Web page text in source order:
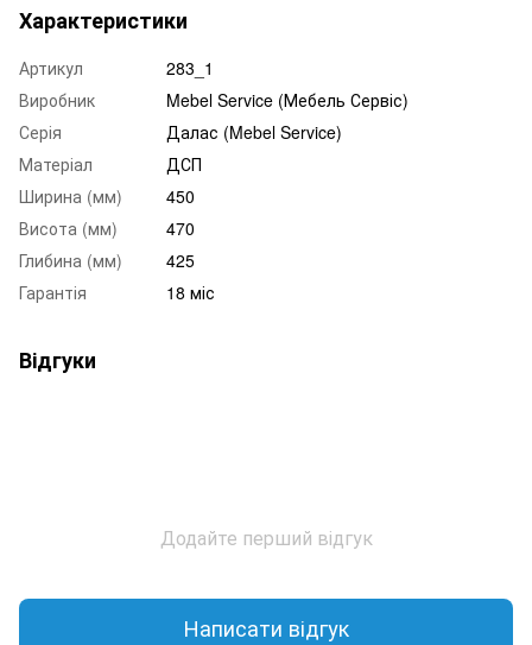
Характеристики
Артикул
283_1
Виробник
Mebel Service (Мебель Сервіс)
Серія
Далас (Mebel Service)
Матеріал
ДСП
Ширина (мм)
450
Висота (мм)
470
Глибина (мм)
425
Гарантія
18 міс
Відгуки
Додайте перший відгук
Написати відгук